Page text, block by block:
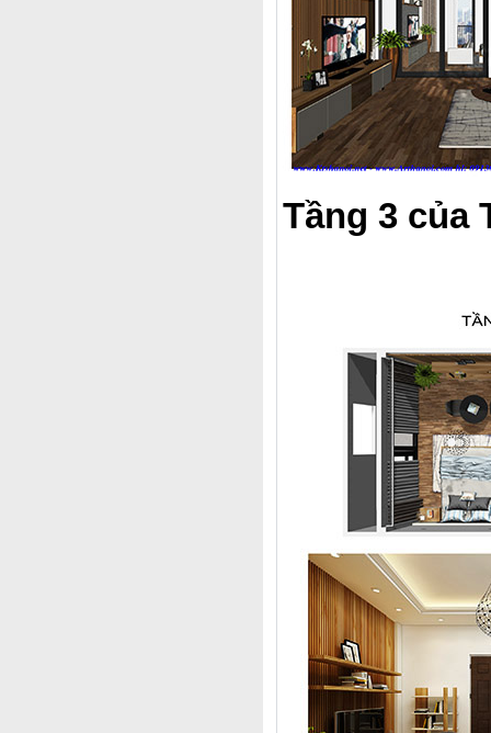
Tầng 3 của